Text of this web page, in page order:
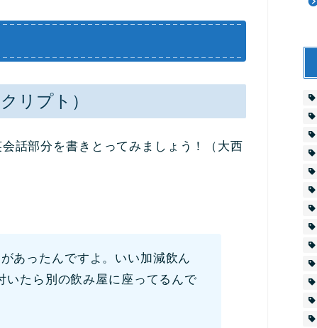
リプト）
話部分を書きとってみましょう！（大西
あったんですよ。いい加減飲ん
いたら別の飲み屋に座ってるんで